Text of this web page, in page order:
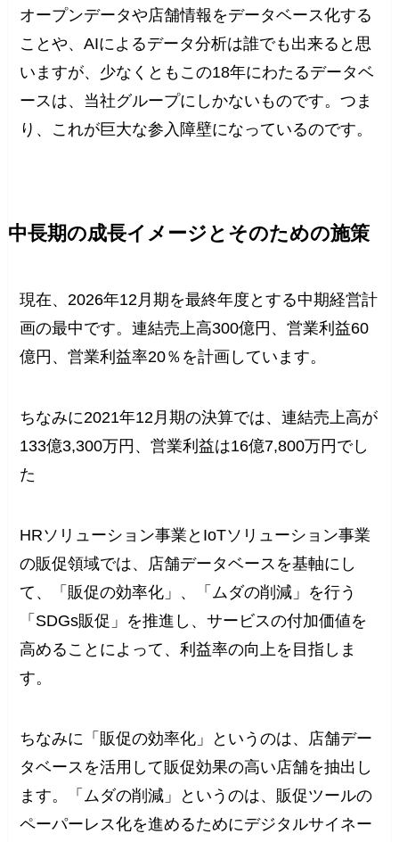
オープンデータや店舗情報をデータベース化する
ことや、AIによるデータ分析は誰でも出来ると思
いますが、少なくともこの18年にわたるデータベ
ースは、当社グループにしかないものです。つま
り、これが巨大な参入障壁になっているのです。
中長期の成長イメージとそのための施策
現在、2026年12月期を最終年度とする中期経営計
画の最中です。連結売上高300億円、営業利益60
億円、営業利益率20％を計画しています。
ちなみに2021年12月期の決算では、連結売上高が
133億3,300万円、営業利益は16億7,800万円でし
た
HRソリューション事業とIoTソリューション事業
の販促領域では、店舗データベースを基軸にし
て、「販促の効率化」、「ムダの削減」を行う
「SDGs販促」を推進し、サービスの付加価値を
高めることによって、利益率の向上を目指しま
す。
ちなみに「販促の効率化」というのは、店舗デー
タベースを活用して販促効果の高い店舗を抽出し
ます。「ムダの削減」というのは、販促ツールの
ペーパーレス化を進めるためにデジタルサイネー